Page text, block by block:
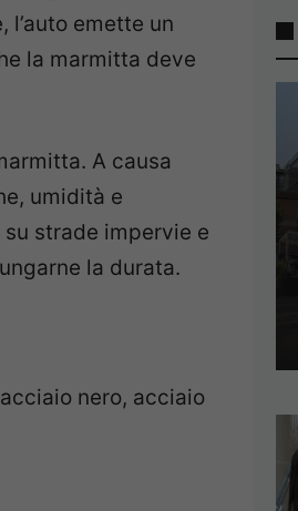
emette un
la marmitta deve
A causa
umidità e
strade impervie e
la durata.
nero, acciaio